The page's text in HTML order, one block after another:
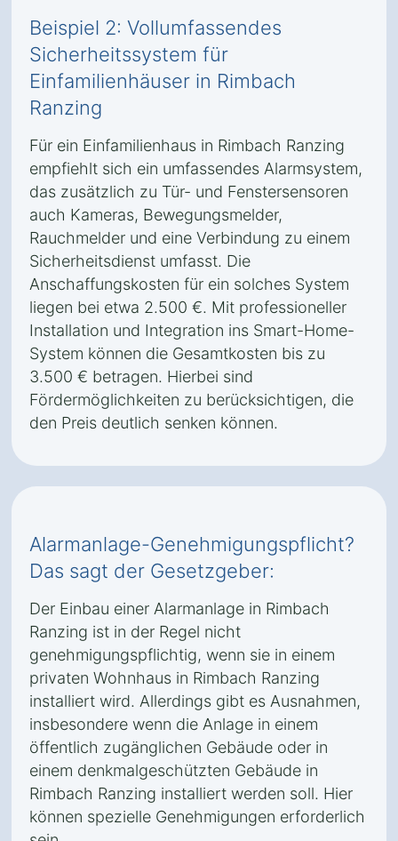
Beispiel 2: Vollumfassendes
Sicherheitssystem für
Einfamilienhäuser in Rimbach
Ranzing
Für ein Einfamilienhaus in Rimbach Ranzing
empfiehlt sich ein umfassendes Alarmsystem,
das zusätzlich zu Tür- und Fenstersensoren
auch Kameras, Bewegungsmelder,
Rauchmelder und eine Verbindung zu einem
Sicherheitsdienst umfasst. Die
Anschaffungskosten für ein solches System
liegen bei etwa 2.500 €. Mit professioneller
Installation und Integration ins Smart-Home-
System können die Gesamtkosten bis zu
3.500 € betragen. Hierbei sind
Fördermöglichkeiten zu berücksichtigen, die
den Preis deutlich senken können.
Alarmanlage-Genehmigungspflicht?
Das sagt der Gesetzgeber:
Der Einbau einer Alarmanlage in Rimbach
Ranzing ist in der Regel nicht
genehmigungspflichtig, wenn sie in einem
privaten Wohnhaus in Rimbach Ranzing
installiert wird. Allerdings gibt es Ausnahmen,
insbesondere wenn die Anlage in einem
öffentlich zugänglichen Gebäude oder in
einem denkmalgeschützten Gebäude in
Rimbach Ranzing installiert werden soll. Hier
können spezielle Genehmigungen erforderlich